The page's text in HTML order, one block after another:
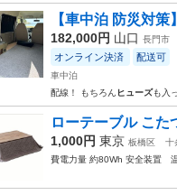
【車中泊 防災対
182,000円 山口 長門市
オンライン決済 配送可
車中泊
配線！ もちろん ヒューズも入
ローテーブル こた
1,000円 東京 板橋区 十
費電力量 約80Wh 安全装置